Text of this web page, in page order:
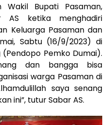
Wakil Bupati Pasaman,
AS ketika menghadiri
Keluarga Pasaman dan
Sabtu (16/9/2023) di
Pemko Dumai).
dan bangga bisa
warga Pasaman di
saya senang
ini”, tutur Sabar AS.